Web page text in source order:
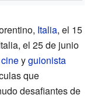
Italia, el 15
el 25 de junio
yguionista
que
desafiantes de